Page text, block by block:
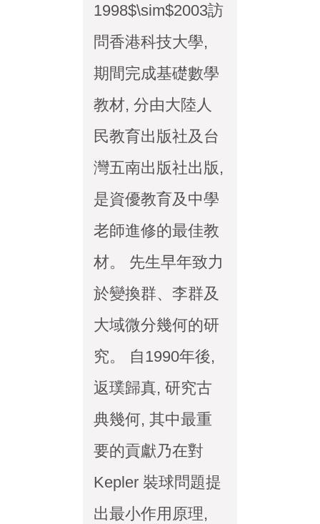
1998$\sim$2003訪
問香港科技大學,
期間完成基礎數學
教材, 分由大陸人
民教育出版社及台
灣五南出版社出版,
是資優教育及中學
老師進修的最佳教
材。 先生早年致力
於變換群、李群及
大域微分幾何的研
究。 自1990年後,
返璞歸真, 研究古
典幾何, 其中最重
要的貢獻乃在對
Kepler 裝球問題提
出最小作用原理,